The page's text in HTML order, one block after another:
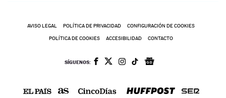
AVISO LEGAL POLÍTICA DE PRIVACIDAD CONFIGURACIÓN DE COOKIES
POLÍTICA DE COOKIES ACCESIBILIDAD CONTACTO
SÍGUENOS: